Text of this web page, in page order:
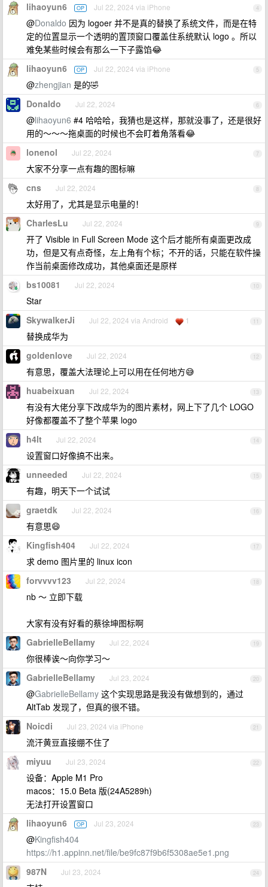
4
lihaoyun6 OP Jul 22, 2024 via iPhone
@Donaldo 因为 logoer 并不是真的替换了系统文件，而是在特
定的位置显示一个透明的置顶窗口覆盖住系统默认 logo 。所以
难免某些时候会有那么一下子露馅😂
5
lihaoyun6 OP Jul 22, 2024 via iPhone
@zhengjian 是的🤣
6
Donaldo Jul 22, 2024
@lihaoyun6 #4 哈哈哈，我猜也是这样，那就没事了，还是很好
用的～～～拖桌面的时候也不会盯着角落看😂
7
lonenol Jul 22, 2024
大家不分享一点有趣的图标嘛
8
cns Jul 22, 2024
太好用了，尤其是显示电量的！
9
CharlesLu Jul 22, 2024
开了 Visible in Full Screen Mode 这个后才能所有桌面更改成
功，但是又有点奇怪，左上角有个标；不开的话，只能在软件操
作当前桌面修改成功，其他桌面还是原样
10
bs10081 Jul 22, 2024
Star
11
SkywalkerJi Jul 22, 2024 via Android 1
替换成华为
12
goldenlove Jul 22, 2024
有意思，覆盖大法理论上可以用在任何地方😅
13
huabeixuan Jul 22, 2024
有没有大佬分享下改成华为的图片素材，网上下了几个 LOGO
好像都覆盖不了整个苹果 logo
14
h4lt Jul 22, 2024
设置窗口好像搞不出来。
15
unneeded Jul 22, 2024
有趣，明天下一个试试
16
graetdk Jul 22, 2024
有意思😄
17
Kingfish404 Jul 22, 2024
求 demo 图片里的 linux icon
18
forvvvv123 Jul 22, 2024
nb ～ 立即下载
大家有没有好看的蔡徐坤图标啊
19
GabrielleBellamy Jul 22, 2024
你很棒诶～向你学习～
20
GabrielleBellamy Jul 23, 2024
@GabrielleBellamy 这个实现思路是我没有做想到的，通过
AltTab 发现了，但真的很不错。
21
Noicdi Jul 23, 2024 via iPhone
流汗黄豆直接绷不住了
22
miyuu Jul 23, 2024
设备：Apple M1 Pro
macos：15.0 Beta 版(24A5289h)
无法打开设置窗口
23
lihaoyun6 OP Jul 23, 2024
@Kingfish404
https://h1.appinn.net/file/be9fc87f9b6f5308ae5e1.png
24
987N Jul 23, 2024